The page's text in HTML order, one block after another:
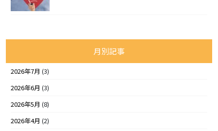
月別記事
2026年7月 (3)
2026年6月 (3)
2026年5月 (8)
2026年4月 (2)